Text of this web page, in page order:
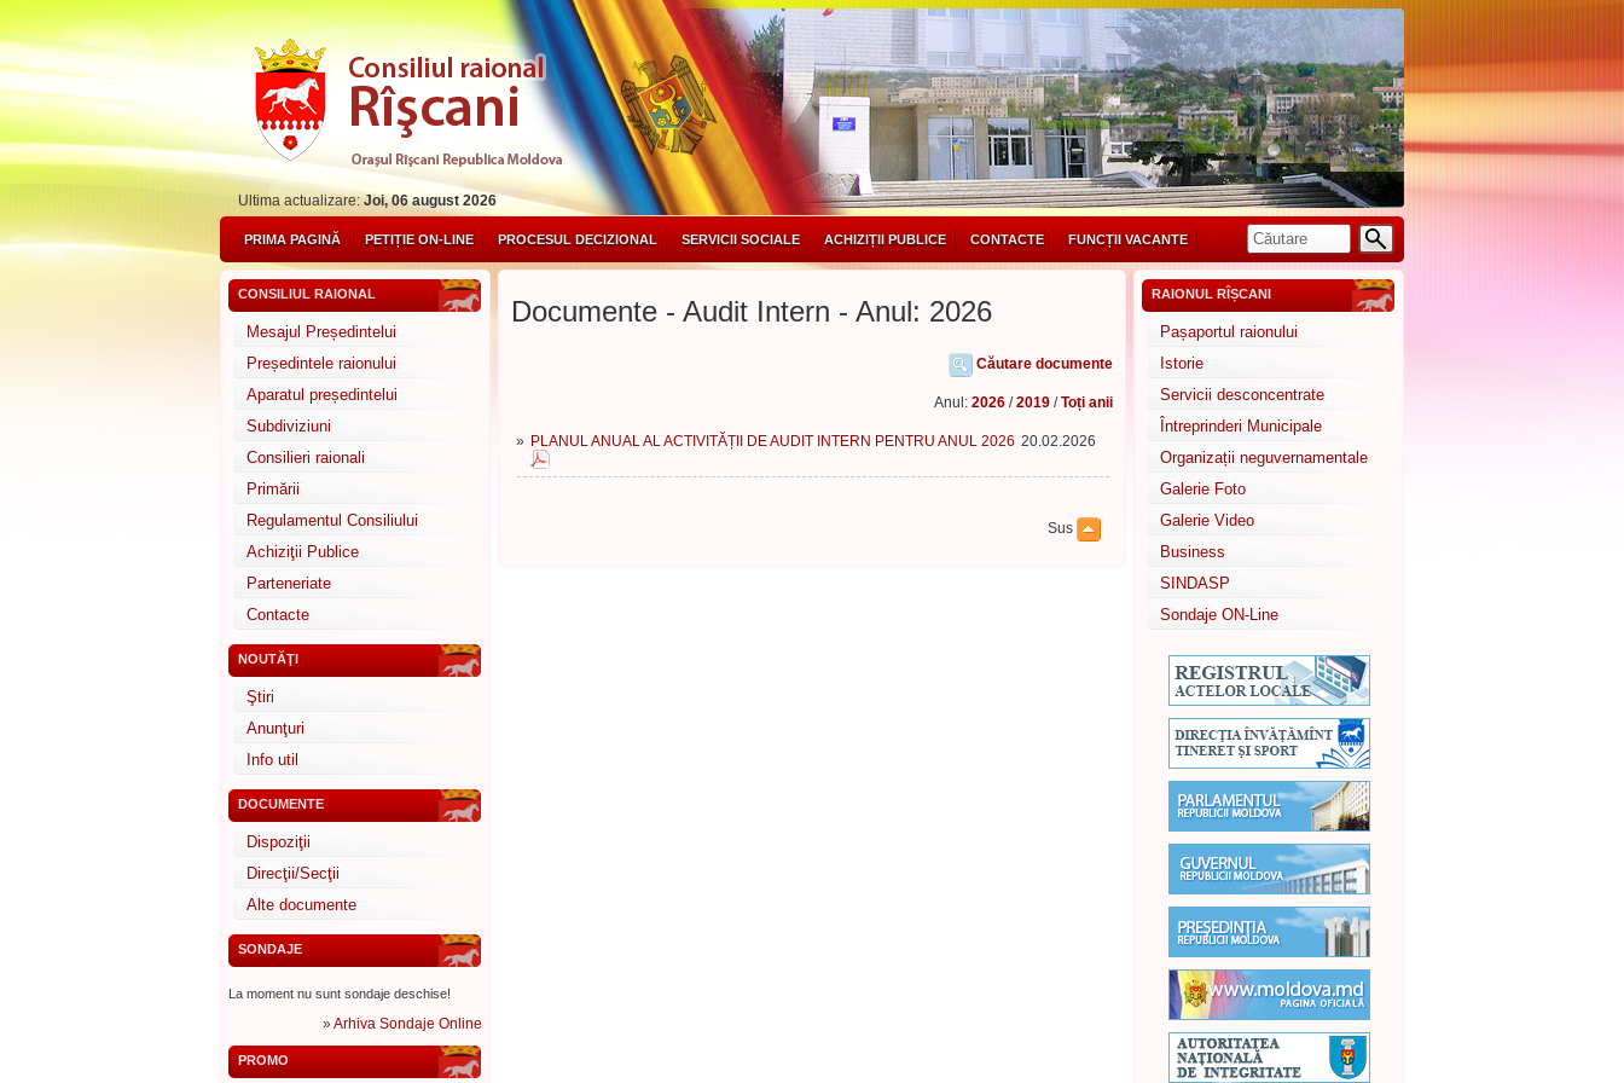
Ultima actualizare:Joi, 06 august 2026
PRIMA PAGINĂ PETIȚIE ON-LINE PROCESUL DECIZIONAL SERVICII SOCIALE ACHIZIȚII PUBLICE CONTACTE FUNCȚII VACANTE
CONSILIUL RAIONAL
Mesajul Președintelui
Președintele raionului
Aparatul președintelui
Subdiviziuni
Consilieri raionali
Primării
Regulamentul Consiliului
Achiziţii Publice
Parteneriate
Contacte
NOUTĂŢI
Ştiri
Anunţuri
Info util
DOCUMENTE
Dispoziţii
Direcţii/Secţii
Alte documente
SONDAJE
La moment nu sunt sondaje deschise!
»Arhiva Sondaje Online
PROMO
Documente - Audit Intern - Anul: 2026
Căutare documente
Anul: 2026 /2019 /Toți anii
» PLANUL ANUAL AL ACTIVITĂȚII DE AUDIT INTERN PENTRU ANUL 2026 20.02.2026
Sus
RAIONUL RÎȘCANI
Pașaportul raionului
Istorie
Servicii desconcentrate
Întreprinderi Municipale
Organizații neguvernamentale
Galerie Foto
Galerie Video
Business
SINDASP
Sondaje ON-Line